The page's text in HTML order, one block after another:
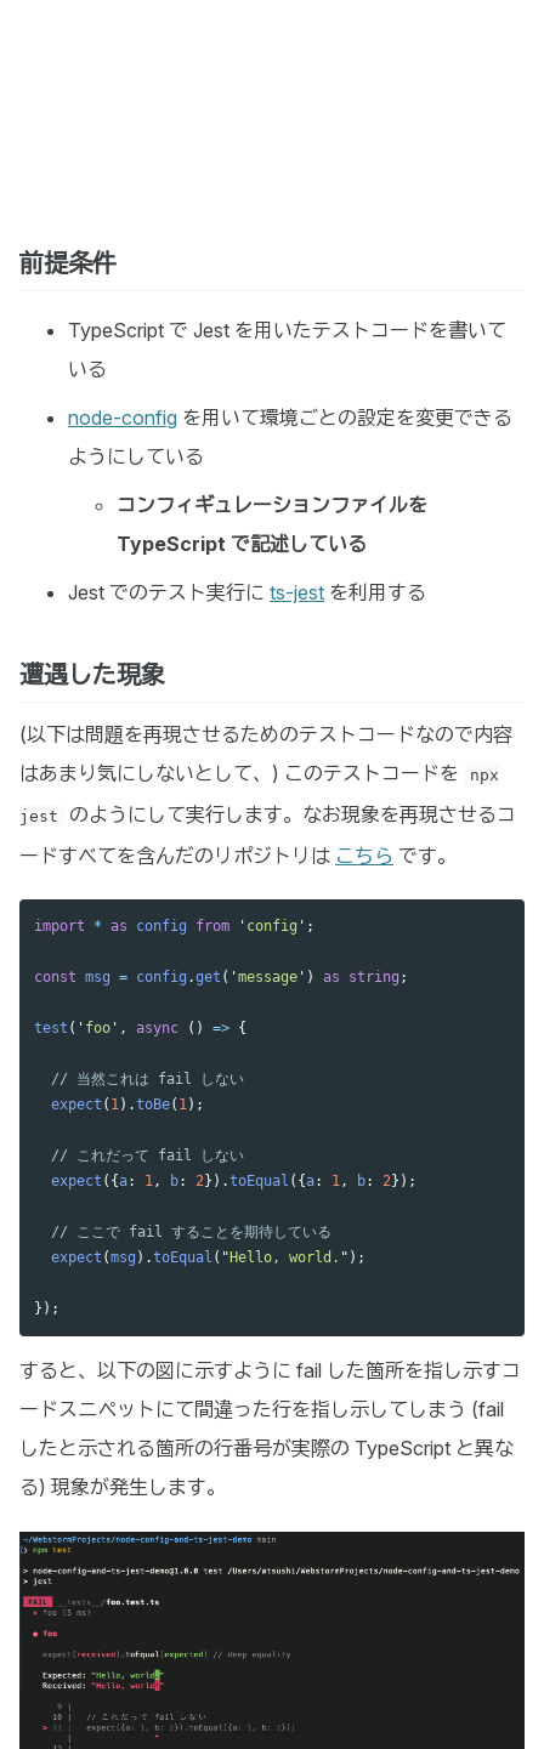
前提条件
TypeScript で Jest を用いたテストコードを書いて
いる
node-config を用いて環境ごとの設定を変更できる
ようにしている
コンフィギュレーションファイルを
TypeScript で記述している
Jest でのテスト実行に ts-jest を利用する
遭遇した現象
(以下は問題を再現させるためのテストコードなので内容
はあまり気にしないとして、) このテストコードを
npx
jest
のようにして実行します。なお現象を再現させるコ
ードすべてを含んだのリポジトリは こちら です。
import * as config from ' config ' ;
const msg = config .get ( ' message ' ) as string ;
test ( ' foo ' , async () => {
// 当然これは fail しない
expect ( 1).toBe( 1);
// これだって fail しない
expect ({a: 1, b: 2}).toEqual ({a: 1, b: 2});
// ここで fail することを期待している
expect (msg ).toEqual ( " Hello, world. " );
});
すると、以下の図に示すように fail した箇所を指し示すコ
ードスニペットにて間違った行を指し示してしまう (fail
したと示される箇所の行番号が実際の TypeScript と異な
る) 現象が発生します。